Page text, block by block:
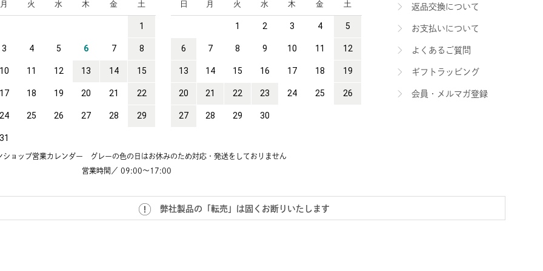
返品交換について
お支払いについて
よくあるご質問
ギフトラッビング
会員・メルマガ登録
ショップ営業カレンダー グレーの色の日はお休みのため対応・発送をしておりません
営業時間／ 09:00～17:00
弊社製品の「転売」は固くお断りいたします